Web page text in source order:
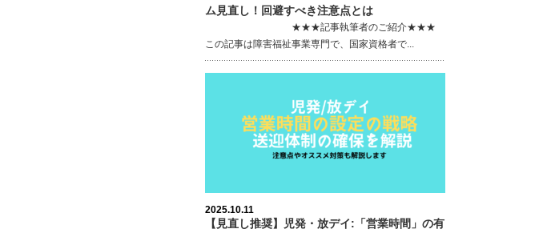
ム見直し！回避すべき注意点とは
★★★記事執筆者のご紹介★★★
この記事は障害福祉事業専門で、国家資格者で...
2025.10.11
【見直し推奨】児発・放デイ:「営業時間」の有